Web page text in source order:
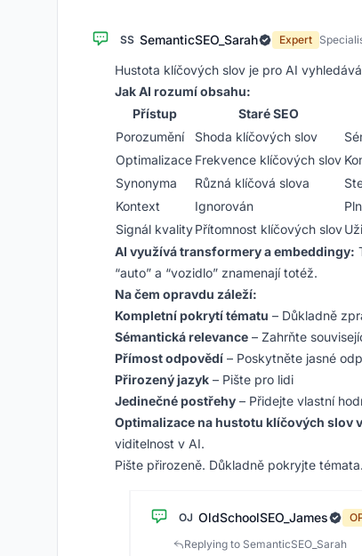
SS SemanticSEO_Sarah Expert
Hustota klíčových slov je pro AI
Jak AI rozumí obsahu:
Přístup
Staré SEO
Porozumění
Shoda klíčových slov
Optimalizace Frekvence klíčových slov
Synonyma
Různá klíčová slova
Kontext
Ignorován
Signál kvalityPřítomnost klíčových slov
AI využívá transformery a embeddingy:
“auto” a “vozidlo” znamenají totéž.
Na čem opravdu záleží:
Kompletní pokrytí tématu – Důkladně
Sémantická relevance – Zahrňte
Přímost odpovědí – Poskytněte jasné
Přirozený jazyk – Pište pro lidi
Jedinečné postřehy – Přidejte vlastní
Optimalizace na hustotu klíčových slov
viditelnost v AI.
Pište přirozeně. Důkladně pokryjte
OJ OldSchoolSEO_James
Replying to SemanticSEO_Sarah